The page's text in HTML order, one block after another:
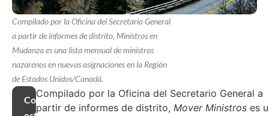
Compilado por la Oficina del Secretario General
a partir de informes de distrito, Ministros en
Mudanza es una lista mensual de ministros
nazarenos en nuevas asignaciones en la Región
de Estados Unidos/Canadá.
Compartir
Compilado por la Oficina del Secretario General a
partir de informes de distrito, Mover Ministros es